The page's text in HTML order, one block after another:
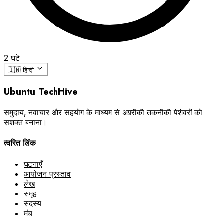
2 घंटे
🇮🇳 हिन्दी
Ubuntu TechHive
समुदाय, नवाचार और सहयोग के माध्यम से अफ़्रीकी तकनीकी पेशेवरों को
सशक्त बनाना।
त्वरित लिंक
घटनाएँ
आयोजन प्रस्ताव
लेख
समूह
सदस्य
मंच